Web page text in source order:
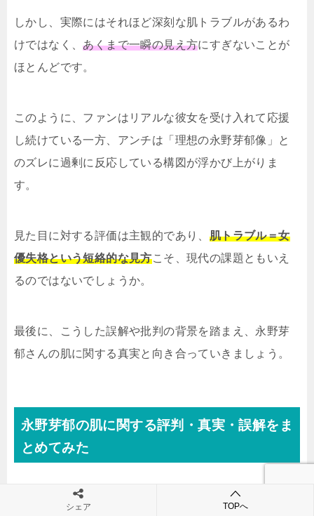
しかし、実際にはそれほど深刻な肌トラブルがあるわ
けではなく、あくまで一瞬の見え方にすぎないことが
ほとんどです。
このように、ファンはリアルな彼女を受け入れて応援
し続けている一方、アンチは「理想の永野芽郁像」と
のズレに過剰に反応している構図が浮かび上がりま
す。
見た目に対する評価は主観的であり、 肌トラブル＝女
優失格という短絡的な見方こそ、現代の課題ともいえ
るのではないでしょうか。
最後に、こうした誤解や批判の背景を踏まえ、永野芽
郁さんの肌に関する真実と向き合っていきましょう。
永野芽郁の肌に関する評判・真実・誤解をま
とめてみた
ここまで見てきたように、永野芽郁さんの「肌が汚
い」とされる噂には、
映像技術や撮影環境、SNSでの
シェア TOPへ